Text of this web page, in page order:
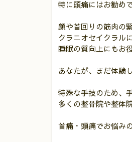
特に頭痛にはお勧めで
顔や首回りの筋肉の
クラニオセイクラル
睡眠の質向上にもお
あなたが、まだ体験
特殊な手技のため、
多くの整骨院や整体
首痛・頭痛でお悩み